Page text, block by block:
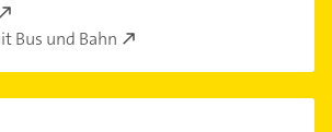
Bus und Bahn